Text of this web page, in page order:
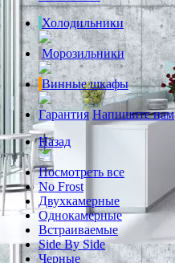
Холодильники
Морозильники
Винные шкафы
Гарантия Напишите нам
Назад
Посмотреть все
No Frost
Двухкамерные
Однокамерные
Встраиваемые
Side By Side
Черные